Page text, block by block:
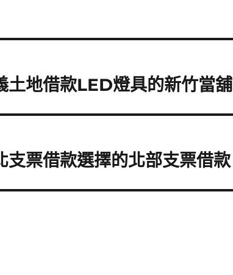
土地借款LED燈具的新竹當舖
支票借款選擇的北部支票借款